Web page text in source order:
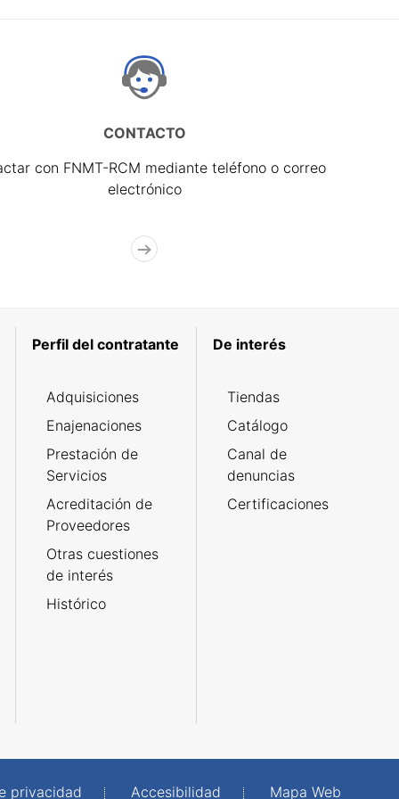
CONTACTO
con FNMT-RCM mediante teléfono o correo
electrónico
Perfil del contratante
Adquisiciones
Enajenaciones
Prestación de
Servicios
Acreditación de
Proveedores
Otras cuestiones
de interés
Histórico
De interés
Tiendas
Catálogo
Canal de
denuncias
Certificaciones
privacidad Accesibilidad Mapa Web